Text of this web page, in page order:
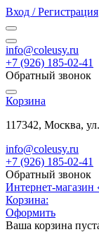
Вход / Регистрация
info@coleusy.ru
+7 (926) 185-02-41
Обратный звонок
Корзина
117342, Москва,
info@coleusy.ru
+7 (926) 185-02-41
Обратный звонок
Интернет-магазин
Корзина:
Оформить
Ваша корзина